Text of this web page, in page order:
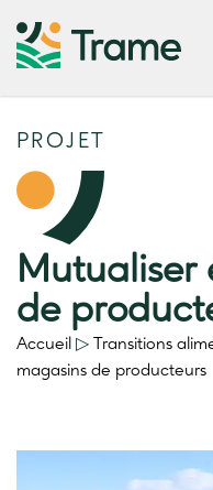
PROJET
Mutualiser
de
Accueil ▷ Transitions
magasins de producteurs